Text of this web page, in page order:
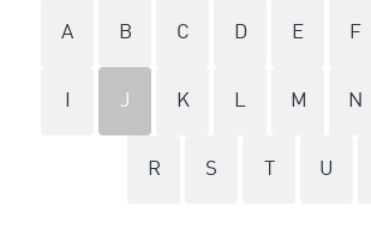
A B C D E F
J K L M N
R S U